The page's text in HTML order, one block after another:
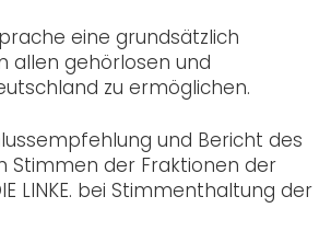
eine grundsätzlich
allen gehörlosen und
zu ermöglichen.
und Bericht des
Stimmen der Fraktionen der
LINKE. bei Stimmenthaltung der